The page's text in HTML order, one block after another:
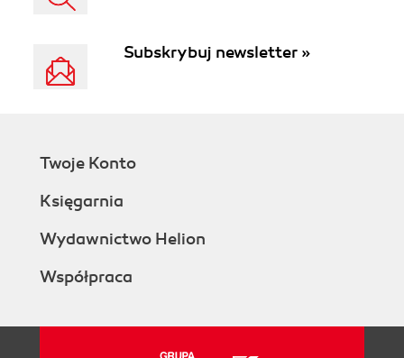
Subskrybuj newsletter »
Twoje Konto
Księgarnia
Wydawnictwo Helion
Współpraca